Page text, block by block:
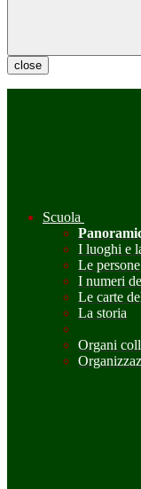
close
Scuola
I luoghi e
Le persone
I numeri
Le carte
La storia
Organi